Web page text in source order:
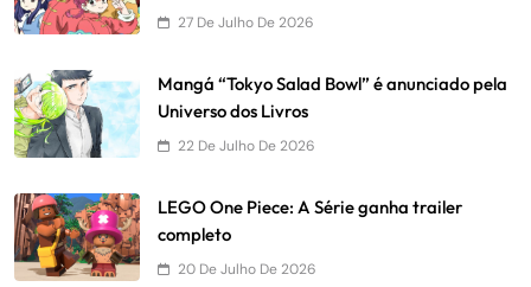
27 De Julho De 2026
Mangá “Tokyo Salad Bowl” é anunciado pela
Universo dos Livros
22 De Julho De 2026
LEGO One Piece: A Série ganha trailer
completo
20 De Julho De 2026